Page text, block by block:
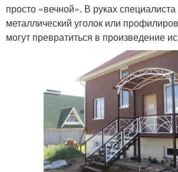
просто «вечной». В руках
металлический уголок или
могут превратиться в произведение